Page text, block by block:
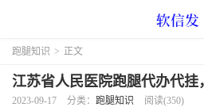
跑腿知识 > 正文
江苏省人民医院跑腿代办代挂
2023-09-17 分类： 跑腿知识 阅读(350)